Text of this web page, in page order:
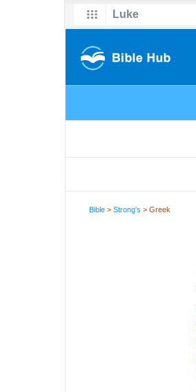
Bible >Strong's > Greek